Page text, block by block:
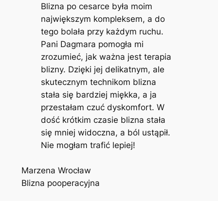
Blizna po cesarce była moim
największym kompleksem, a do
tego bolała przy każdym ruchu.
Pani Dagmara pomogła mi
zrozumieć, jak ważna jest terapia
blizny. Dzięki jej delikatnym, ale
skutecznym technikom blizna
stała się bardziej miękka, a ja
przestałam czuć dyskomfort. W
dość krótkim czasie blizna stała
się mniej widoczna, a ból ustąpił.
Nie mogłam trafić lepiej!
Marzena Wrocław
Blizna pooperacyjna